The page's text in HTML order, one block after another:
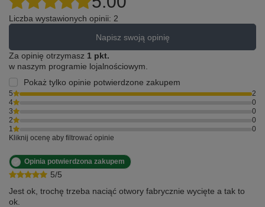
Liczba wystawionych opinii: 2
Napisz swoją opinię
Za opinię otrzymasz 1 pkt.
w naszym programie lojalnościowym.
Pokaż tylko opinie potwierdzone zakupem
5
2
4
0
3
0
2
0
1
0
Kliknij ocenę aby filtrować opinie
5/5
Opinia potwierdzona zakupem
Jest ok, trochę trzeba naciąć otwory fabrycznie wycięte a tak to
ok.